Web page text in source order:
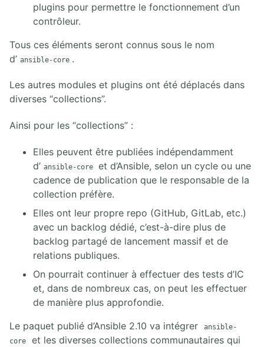
plugins pour permettre le fonctionnement d’un
contrôleur.
Tous ces éléments seront connus sous le nom
d’ ansible-core .
Les autres modules et plugins ont été déplacés dans
diverses “collections”.
Ainsi pour les “collections” :
Elles peuvent être publiées indépendamment
d’ ansible-core
et d’Ansible, selon un cycle ou une
cadence de publication que le responsable de la
collection préfère.
Elles ont leur propre repo (GitHub, GitLab, etc.)
avec un backlog dédié, c’est-à-dire plus de
backlog partagé de lancement massif et de
relations publiques.
On pourrait continuer à effectuer des tests d’IC
et, dans de nombreux cas, on peut les effectuer
de manière plus approfondie.
Le paquet publié d’Ansible 2.10 va intégrer
ansible-
core
et les diverses collections communautaires qui